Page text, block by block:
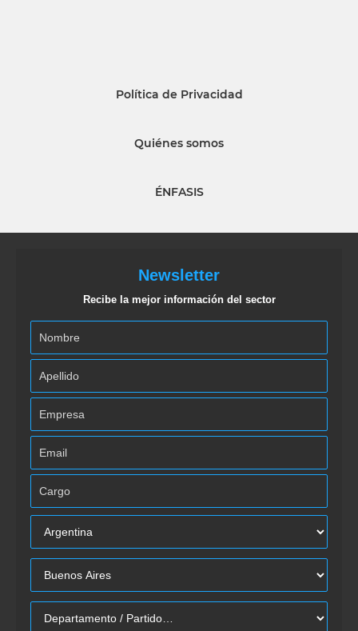
Política de Privacidad
Quiénes somos
ÉNFASIS
Newsletter
Recibe la mejor información del sector